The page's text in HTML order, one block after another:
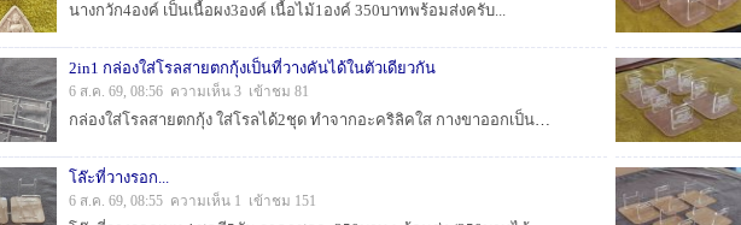
นางกวัก4องค์ เป็นเนื้อผง3องค์ เนื้อไม้1องค์ 350บาทพร้อมส่งครับ...
2in1 กล่องใส่โรลสายตกกุ้งเป็นที่วางคันได้ในตัวเดียวกัน
6 ส.ค. 69, 08:56 ความเห็น 3 เข้าชม 81
กล่องใส่โรลสายตกกุ้ง ใส่โรลได้2ชุด ทำจากอะคริลิคใส กางขาออกเป็นที่ตั้งคันตกกุ้งได้ในตัวเดียวกัน ขนาดกะทัดรัด พกพาสะดวก ####ขายอันละ 120 บาทพร้อมส...
โล๊ะที่วางรอก...
6 ส.ค. 69, 08:55 ความเห็น 1 เข้าชม 151